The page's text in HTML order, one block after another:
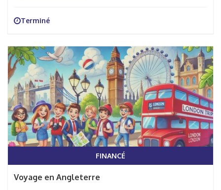
Terminé
FINANCÉ
Voyage en Angleterre